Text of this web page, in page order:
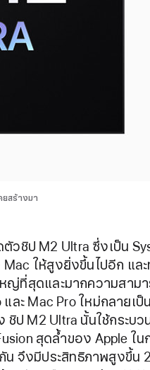
ยสร้างมา
วชิป M2 Ultra ซึ่งเป็น
ให้สูงยิ่งขึ้นไปอีก แล
ญ่ที่สุดและมากความสาม
ละ Mac Pro ใหม่กลายเ
ป M2 Ultra นั้นใช้กระบ
สุดล้ำของ Apple ใน
จึงมีประสิทธิภาพสูงขึ้น 2